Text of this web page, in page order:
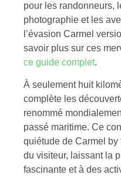
pour les randonneurs,
photographie et les
l’évasion Carmel
savoir plus sur ces
ce guide complet.
À seulement huit
complète les
renommé
passé maritime. Ce
quiétude de Carmel by
du visiteur, laissant la
fascinante et à des